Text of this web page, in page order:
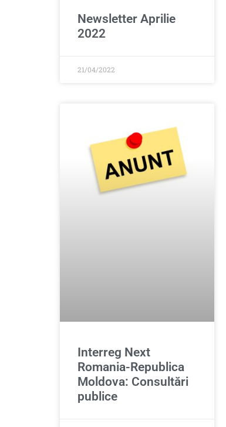
Newsletter Aprilie
2022
21/04/2022
Interreg Next
Romania-Republica
Moldova: Consultări
publice